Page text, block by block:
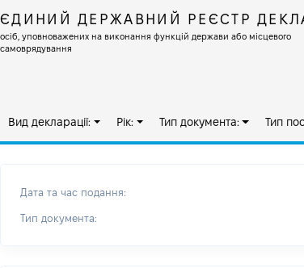
ЄДИНИЙ ДЕРЖАВНИЙ РЕЄСТР
осіб, уповноважених на виконання функцій держави або місцевого
самоврядування
Вид декларації: Рік: Тип документа: Тип
Дата та час подання:
Тип документа: